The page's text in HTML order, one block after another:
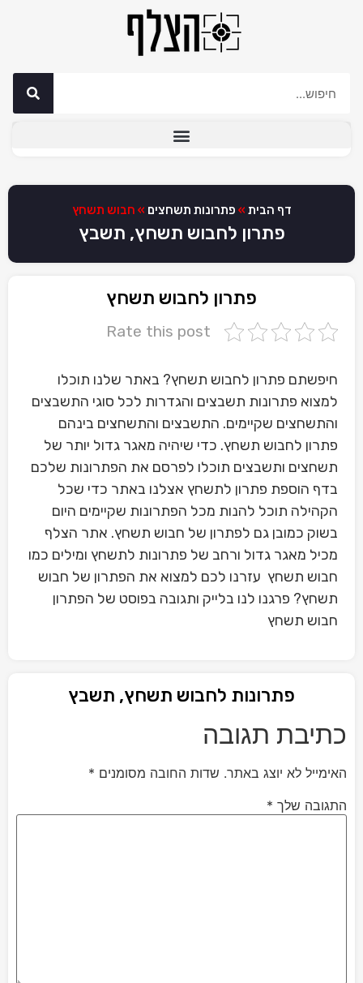
דף הבית » פתרונות תשחצים » חבוש תשחץ
פתרון לחבוש תשחץ, תשבץ
פתרון לחבוש תשחץ
Rate this post
חיפשתם פתרון לחבוש תשחץ? באתר שלנו תוכלו
למצוא פתרונות תשבצים והגדרות לכל סוגי התשבצים
והתשחצים שקיימים. התשבצים והתשחצים בינהם
פתרון לחבוש תשחץ. כדי שיהיה מאגר גדול יותר של
תשחצים ותשבצים תוכלו לפרסם את הפתרונות שלכם
בדף הוספת פתרון לתשחץ אצלנו באתר כדי שכל
הקהילה תוכל להנות מכל הפתרונות שקיימים היום
בשוק כמובן גם לפתרון של חבוש תשחץ. אתר הצלף
מכיל מאגר גדול ורחב של פתרונות לתשחץ ומילים כמו
חבוש תשחץ עזרנו לכם למצוא את הפתרון של חבוש
תשחץ? פרגנו לנו בלייק ותגובה בפוסט של הפתרון
חבוש תשחץ
פתרונות לחבוש תשחץ, תשבץ
כתיבת תגובה
האימייל לא יוצג באתר. שדות החובה מסומנים *
התגובה שלך *